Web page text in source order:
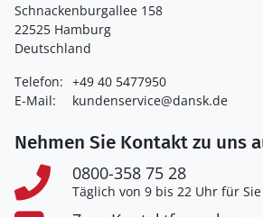
Schnackenburgallee 158
22525 Hamburg
Deutschland
Telefon: +49 40 5477950
E-Mail:
kundenservice@dansk.de
Nehmen Sie Kontakt zu uns
0800-358 75 28
Täglich von 9 bis 22 Uhr für